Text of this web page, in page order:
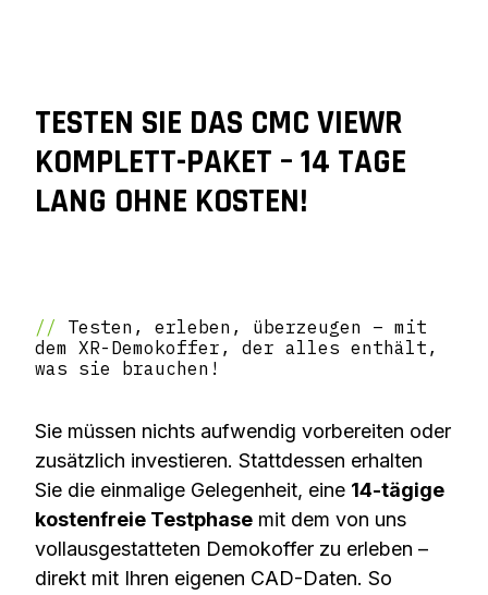
TESTEN SIE DAS CMC VIEWR
KOMPLETT-PAKET – 14 TAGE
LANG OHNE KOSTEN!
// Testen, erleben, überzeugen – mit
dem XR-Demokoffer, der alles enthält,
was sie brauchen!
Sie müssen nichts aufwendig vorbereiten oder
zusätzlich investieren. Stattdessen erhalten
Sie die einmalige Gelegenheit, eine 14-tägige
kostenfreie Testphase mit dem von uns
vollausgestatteten Demokoffer zu erleben –
direkt mit Ihren eigenen CAD-Daten. So